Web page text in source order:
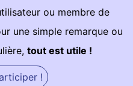
ou membre de
une simple remarque ou
tout est utile !
!